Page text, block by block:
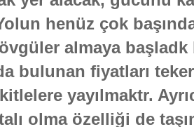
henüz çok
almaya
bulunan fiyatları
yayılmaktr.
olma özelliği de